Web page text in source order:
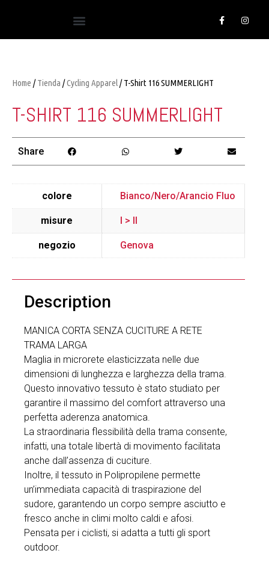
Home /Tienda /Cycling Apparel/ T-Shirt 116 SUMMERLIGHT
T-SHIRT 116 SUMMERLIGHT
Share
colore Bianco/Nero/Arancio Fluo
misure I > II
negozio Genova
Description
MANICA CORTA SENZA CUCITURE A RETE
TRAMA LARGA
Maglia in microrete elasticizzata nelle due
dimensioni di lunghezza e larghezza della trama.
Questo innovativo tessuto è stato studiato per
garantire il massimo del comfort attraverso una
perfetta aderenza anatomica.
La straordinaria flessibilità della trama consente,
infatti, una totale libertà di movimento facilitata
anche dall’assenza di cuciture.
Inoltre, il tessuto in Polipropilene permette
un’immediata capacità di traspirazione del
sudore, garantendo un corpo sempre asciutto e
fresco anche in climi molto caldi e afosi.
Pensata per i ciclisti, si adatta a tutti gli sport
outdoor.